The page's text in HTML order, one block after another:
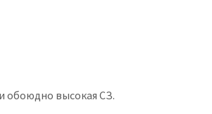
обоюдно высокая СЗ.